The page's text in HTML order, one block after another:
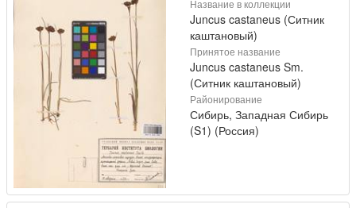
Название в коллекции
Juncus castaneus (Ситник
каштановый)
Принятое название
Juncus castaneus Sm.
(Ситник каштановый)
Районирование
Сибирь, Западная Сибирь
(S1) (Россия)